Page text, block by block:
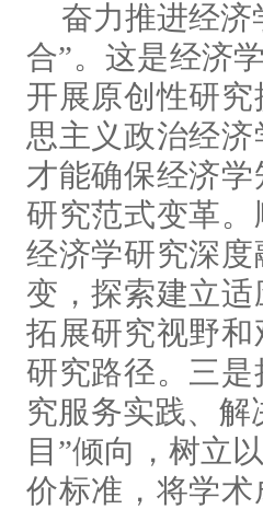
奋力推进经济
合”。这是经济
开展原创性研
思主义政治经
才能确保经济
研究范式变革
经济学研究深
变，探索建立
拓展研究视野
研究路径。三
究服务实践、解
目”倾向，树立
价标准，将学